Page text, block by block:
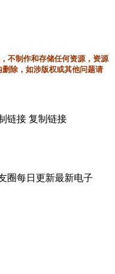
不制作和存储任何资源，资源
除，如涉版权或其他问题请
链接 复制链接
圈每日更新最新电子